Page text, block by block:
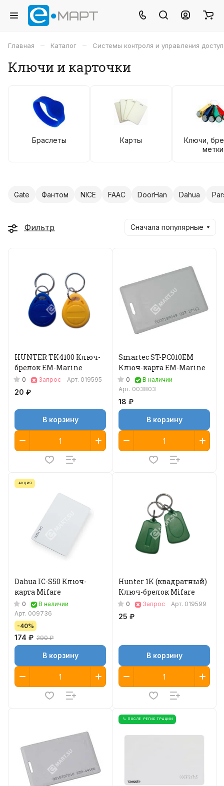
Главная – Каталог – Системы контроля и управления
Ключи и карточки
Браслеты Карты
Ключи,
метки
Gate Фантом NICE FAAC DoorHan Dahua
Фильтр Сначала популярные
HUNTER TK4100 Ключ-
брелок EM-Marine
0 Запрос Арт. 019595
20 ₽
В корзину
Smartec ST-PC010EM
Ключ-карта EM-Marinе
0
В наличии
Арт. 003803
18 ₽
В корзину
АКЦИЯ
Dahua IC-S50 Ключ-
карта Mifare
0
В наличии
Арт. 009736
-40%
174 ₽ 290 ₽
В корзину
Hunter 1K (квадратный)
Ключ-брелок Mifare
0 Запрос Арт. 019599
25 ₽
В корзину
% ПОСЛЕ РЕГИСТРАЦИИ